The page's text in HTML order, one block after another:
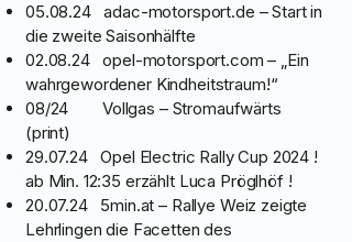
05.08.24 adac-motorsport.de – Start in
die zweite Saisonhälfte
02.08.24 opel-motorsport.com – „Ein
wahrgewordener Kindheitstraum!“
08/24 Vollgas – Stromaufwärts
(print)
29.07.24 Opel Electric Rally Cup 2024 !
ab Min. 12:35 erzählt Luca Pröglhöf !
20.07.24 5min.at – Rallye Weiz zeigte
Lehrlingen die Facetten des